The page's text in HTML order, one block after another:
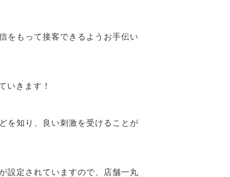
をもって接客できるようお手伝い
いきます！
を知り、良い刺激を受けることが
設定されていますので、店舗一丸